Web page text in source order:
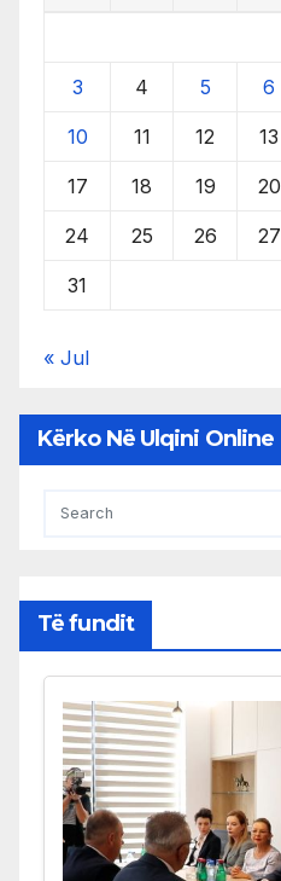
3 4 5 6
10 11 12 13
17 18 19 20
24 25 26 27
31
« Jul
Kërko Në Ulqini Online
Të fundit